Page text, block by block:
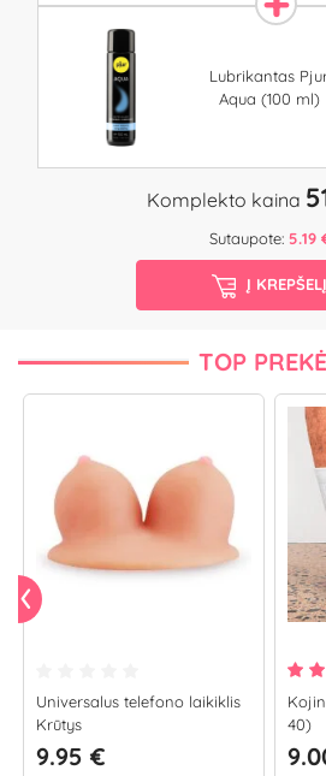
Lubrikantas
Aqua (100 ml)
Komplekto kaina
Sutaupote: 5.19
Į KREPŠELĮ
TOP
Universalus telefono laikiklis
Krūtys
9.95 €
40)